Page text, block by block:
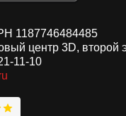
1187746484485
центр 3D, второй
11-10